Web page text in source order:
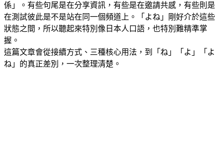
係」。有些句尾是在分享資訊，有些是在邀請共感，有些則是
在測試彼此是不是站在同一個頻道上。「よね」剛好介於這些
狀態之間，所以聽起來特別像日本人口語，也特別難精準掌
握。
這篇文章會從接續方式、三種核心用法，到「ね」「よ」「よ
ね」的真正差別，一次整理清楚。